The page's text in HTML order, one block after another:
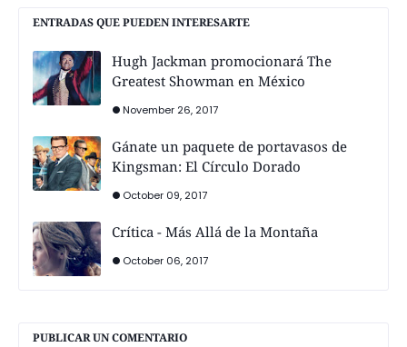
ENTRADAS QUE PUEDEN INTERESARTE
Hugh Jackman promocionará The
Greatest Showman en México
November 26, 2017
Gánate un paquete de portavasos de
Kingsman: El Círculo Dorado
October 09, 2017
Crítica - Más Allá de la Montaña
October 06, 2017
PUBLICAR UN COMENTARIO